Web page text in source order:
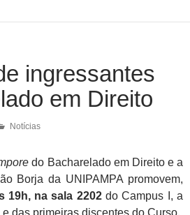
ingressantes
em Direito
Notícias
do Bacharelado em Direito e a
Borja da UNIPAMPA promovem,
19h, na sala 2202do Campus I, a
das primeiras discentes do Curso.